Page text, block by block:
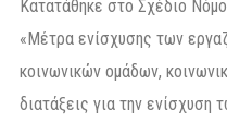
Κατατάθηκε στο Σχέδιο
«Μέτρα ενίσχυσης των
κοινωνικών ομάδων,
διατάξεις για την